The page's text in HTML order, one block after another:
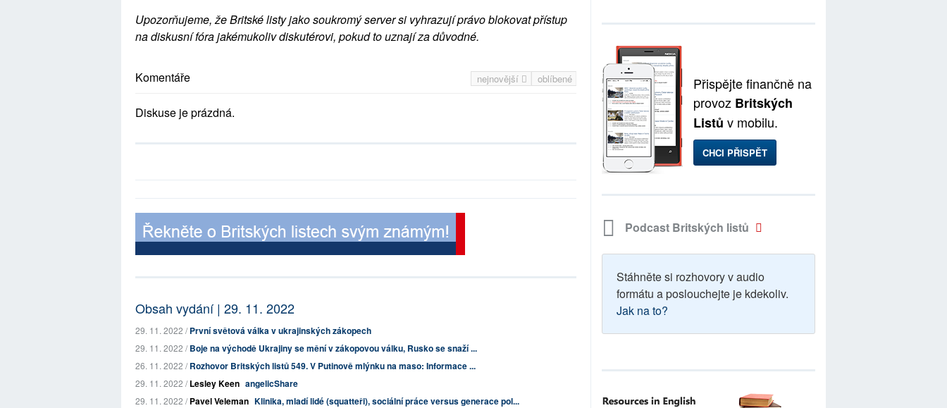
Upozorňujeme, že Britské listy jako soukromý server si vyhrazují právo blokovat přístup
na diskusní fóra jakémukoliv diskutérovi, pokud to uznají za důvodné.
nejnovější oblíbené
Komentáře
Diskuse je prázdná.
Obsah vydání | 29. 11. 2022
29. 11. 2022 /První světová válka v ukrajinských zákopech
29. 11. 2022 /Boje na východě Ukrajiny se mění v zákopovou válku, Rusko se snaží ...
26. 11. 2022 /Rozhovor Britských listů 549. V Putinově mlýnku na maso: Informace ...
29. 11. 2022 /Lesley Keen angelicShare
29. 11. 2022 /Pavel Veleman Klinika, mladí lidé (squatteři), sociální práce versus generace pol...
Přispějte finančně na
provoz Britských
Listů v mobilu.
CHCI PŘISPĚT
Podcast Britských listů
Stáhněte si rozhovory v audio
formátu a poslouchejte je kdekoliv.
Jak na to?